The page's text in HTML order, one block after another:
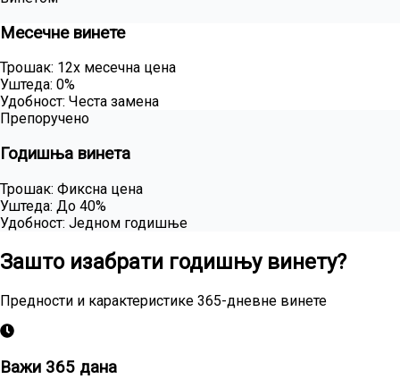
Месечне винете
Трошак: 12x месечна цена
Уштеда: 0%
Удобност: Честа замена
Препоручено
Годишња винета
Трошак: Фиксна цена
Уштеда: До 40%
Удобност: Једном годишње
Зашто изабрати годишњу винету?
Предности и карактеристике 365-дневне винете
Важи 365 дана